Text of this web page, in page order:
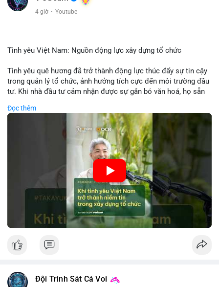
4 giờ · Youtube
Tình yêu Việt Nam: Nguồn động lực xây dựng tổ chức
Tình yêu quê hương đã trở thành động lực thúc đẩy sự tin cậy
trong quản lý tổ chức, ảnh hưởng tích cực đến môi trường đầu
tư. Khi nhà đầu tư cảm nhận được sự gắn bó văn hoá, họ sẵn
các công ty blockchain và tiền mã hoá. Sự tăng cường niềm
tin này giúp giảm rủi ro thị trường, cải thiện chi phí vốn và thúc
đẩy sự phát triển bền vững của ngành công nghệ tài chính. Các
nhà quản lý cần khai thác tinh thần này để xây dựng chiến lược
phát triển bền vững và thu hút vốn đầu tư.
🎥 Xem video trực tiếp tại:
Nguồn: VIETSUCCESS
Đọc thêm
Đội Trinh Sát Cá Voi